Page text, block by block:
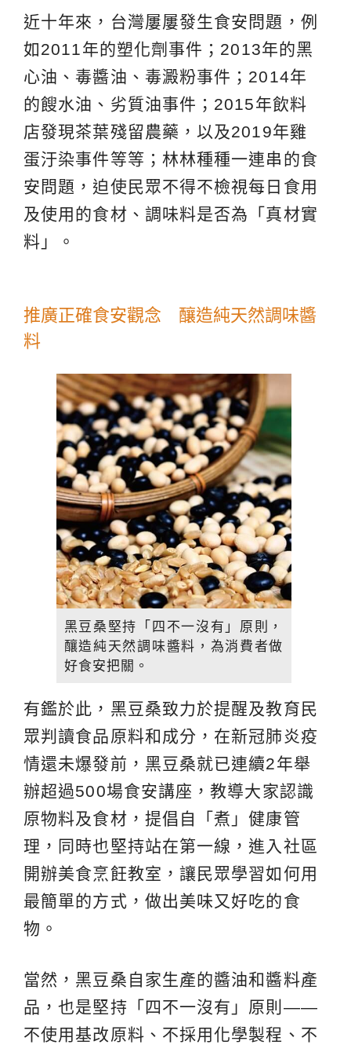
近十年來，台灣屢屢發生食安問題，例
如2011年的塑化劑事件；2013年的黑
心油、毒醬油、毒澱粉事件；2014年
的餿水油、劣質油事件；2015年飲料
店發現茶葉殘留農藥，以及2019年雞
蛋汙染事件等等；林林種種一連串的食
安問題，迫使民眾不得不檢視每日食用
及使用的食材、調味料是否為「真材實
料」。
推廣正確食安觀念 釀造純天然調味醬
料
黑豆桑堅持「四不一沒有」原則，
釀造純天然調味醬料，為消費者做
好食安把關。
有鑑於此，黑豆桑致力於提醒及教育民
眾判讀食品原料和成分，在新冠肺炎疫
情還未爆發前，黑豆桑就已連續2年舉
辦超過500場食安講座，教導大家認識
原物料及食材，提倡自「煮」健康管
理，同時也堅持站在第一線，進入社區
開辦美食烹飪教室，讓民眾學習如何用
最簡單的方式，做出美味又好吃的食
物。
當然，黑豆桑自家生產的醬油和醬料產
品，也是堅持「四不一沒有」原則——
不使用基改原料、不採用化學製程、不